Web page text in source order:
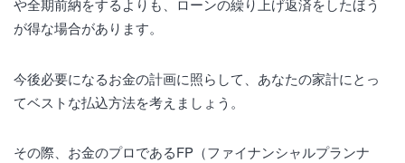
や全期前納をするよりも、ローンの繰り上げ返済をしたほう
が得な場合があります。
今後必要になるお金の計画に照らして、あなたの家計にとっ
てベストな払込方法を考えましょう。
その際、お金のプロであるFP（ファイナンシャルプランナ